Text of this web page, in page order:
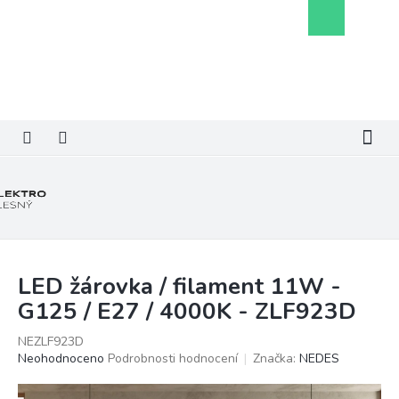
košík
LED žárovka / filament 11W -
G125 / E27 / 4000K - ZLF923D
NEZLF923D
Průměrné
produktu
Neohodnoceno Podrobnosti hodnocení Značka: NEDES